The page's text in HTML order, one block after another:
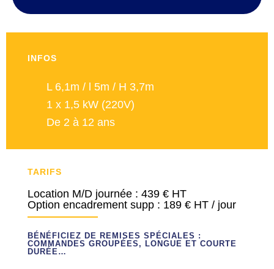
INFOS
L 6,1m / l 5m / H 3,7m
1 x 1,5 kW (220V)
De 2 à 12 ans
TARIFS
Location M/D journée : 439 € HT
Option encadrement supp : 189 € HT / jour
BÉNÉFICIEZ DE REMISES SPÉCIALES :
COMMANDES GROUPÉES, LONGUE ET COURTE
DURÉE…